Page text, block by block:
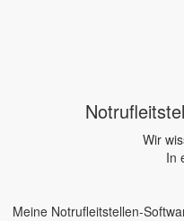
Wir
In
Meine Notrufleitstellen-